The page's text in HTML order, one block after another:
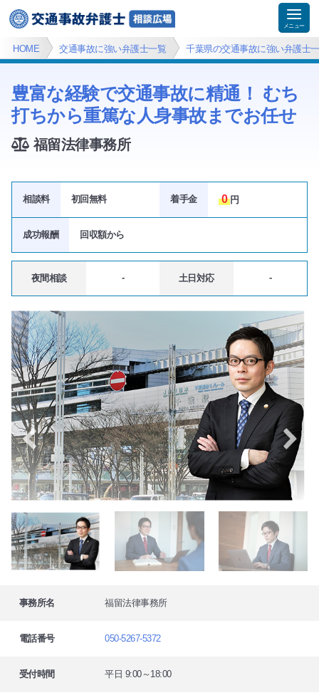
HOME 交通事故に強い弁護士一覧 千葉県の交通事故に強い弁護士
豊富な経験で交通事故に精通！ むち
打ちから重篤な人身事故までお任せ
福留法律事務所
相談料 初回無料 着手金 0 円
成功報酬 回収額から
夜間相談 - 土日対応 -
事務所名 福留法律事務所
電話番号 050-5267-5372
受付時間 平日 9:00～18:00